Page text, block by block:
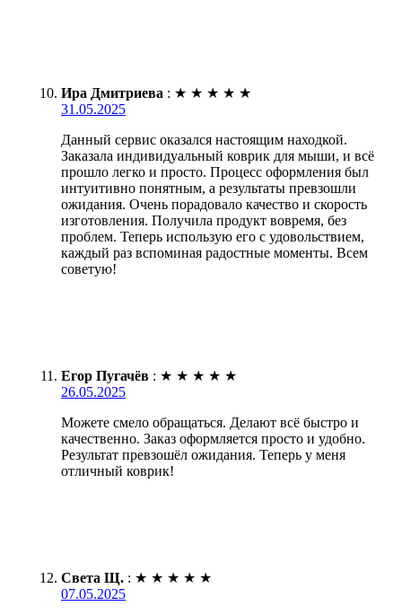
Ира Дмитриева : ★ ★ ★ ★ ★
31.05.2025
Данный сервис оказался настоящим находкой.
Заказала индивидуальный коврик для мыши, и всё
прошло легко и просто. Процесс оформления был
интуитивно понятным, а результаты превзошли
ожидания. Очень порадовало качество и скорость
изготовления. Получила продукт вовремя, без
проблем. Теперь использую его с удовольствием,
каждый раз вспоминая радостные моменты. Всем
советую!
Егор Пугачёв : ★ ★ ★ ★ ★
26.05.2025
Можете смело обращаться. Делают всё быстро и
качественно. Заказ оформляется просто и удобно.
Результат превзошёл ожидания. Теперь у меня
отличный коврик!
Света Щ. : ★ ★ ★ ★ ★
07.05.2025